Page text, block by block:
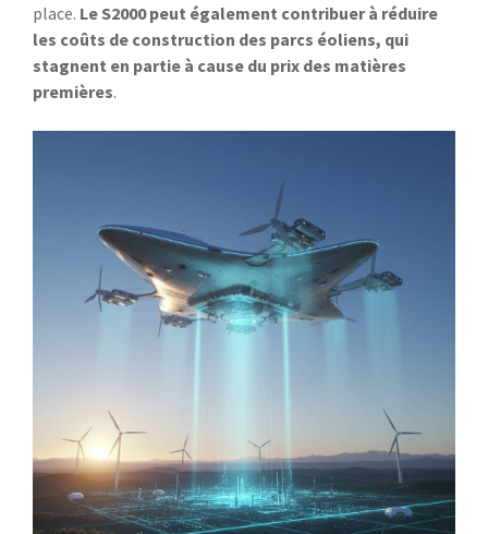
place. Le S2000 peut également contribuer à réduire
les coûts de construction des parcs éoliens, qui
stagnent en partie à cause du prix des matières
premières.